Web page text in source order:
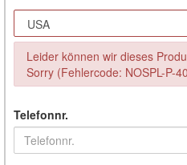
Leider können wir dieses
Sorry (Fehlercode: NOSPL-P-
Telefonnr.